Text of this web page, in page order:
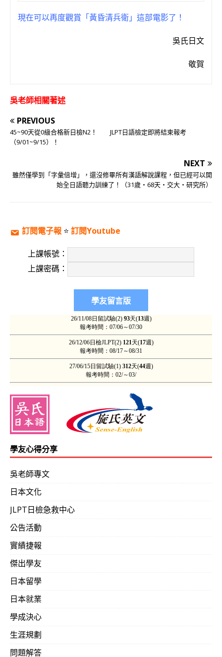
現在可以再度觀賞「黃昏清兵衛」這部電影了！
吳氏日文
敬賀
吳老師相關著述
PREVIOUS
45~90天從0級合格新日檢N2！ JLPT日語檢定即將結束報考
（9/01~9/15）！
NEXT
雖然僅學到「字彙倍增」，還沒修畢所有漢語解說課程，但已經可以開
始全日語聽力訓練了！（31歲‧68天‧交大‧研究所）
訂閱電子報 ⭐️ 訂閱Youtube
上課帳號：
上課密碼：
學友心得分享
吳老師專文
日本文化
JLPT日檢急救中心
公告活動
實績捷報
傑出學友
日本留學
日本就業
學成決心
生涯規劃
問題解答